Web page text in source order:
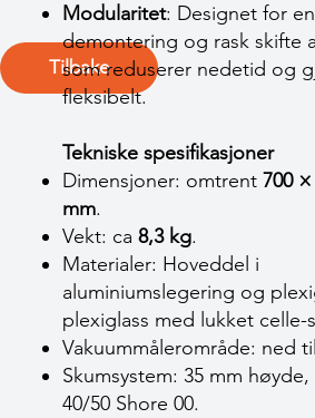
Tilbake
Modularitet: Designet for
demontering og rask skifte
som reduserer nedetid og
fleksibelt.
Tekniske spesifikasjoner
Dimensjoner: omtrent 700
mm.
Vekt: ca 8,3 kg.
Materialer: Hoveddel i
aluminiumslegering og
plexiglass med lukket celle-
Vakuummålerområde: ned
Skumsystem: 35 mm
40/50 Shore 00.